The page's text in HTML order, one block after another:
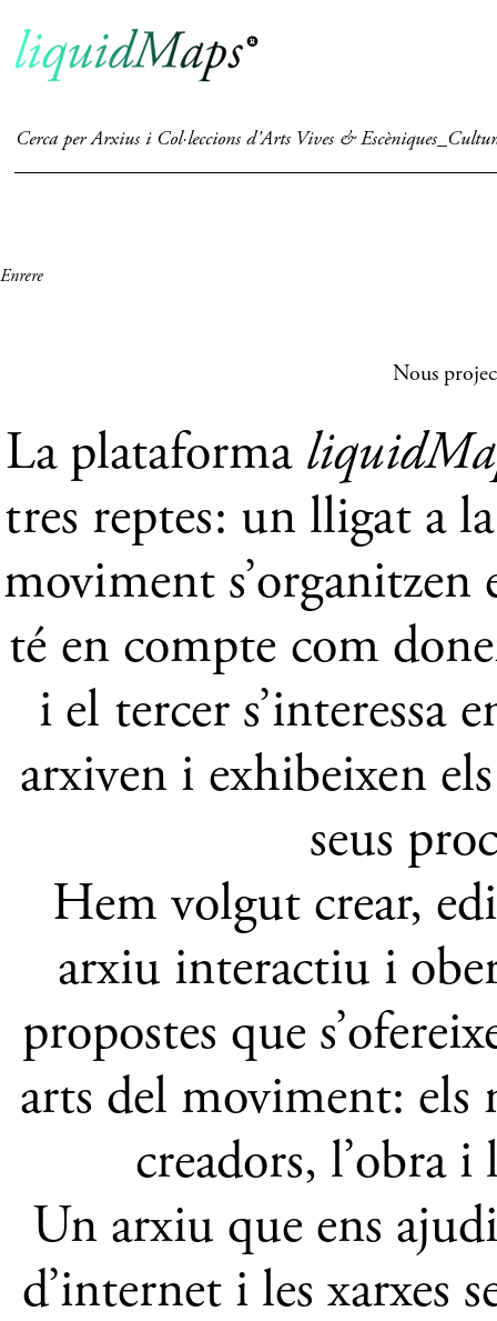
Cerca per Arxius i Col·leccions d'Arts Vives &
Enrere
Nous
La plataforma
tres reptes: un lligat a
moviment s’organitzen
té en compte com
i el tercer s’interessa
arxiven i exhibeixen
seus
Hem volgut crear,
arxiu interactiu i
propostes que
arts del moviment: els
creadors, l’obra
Un arxiu que ens
d’internet i les xarxes